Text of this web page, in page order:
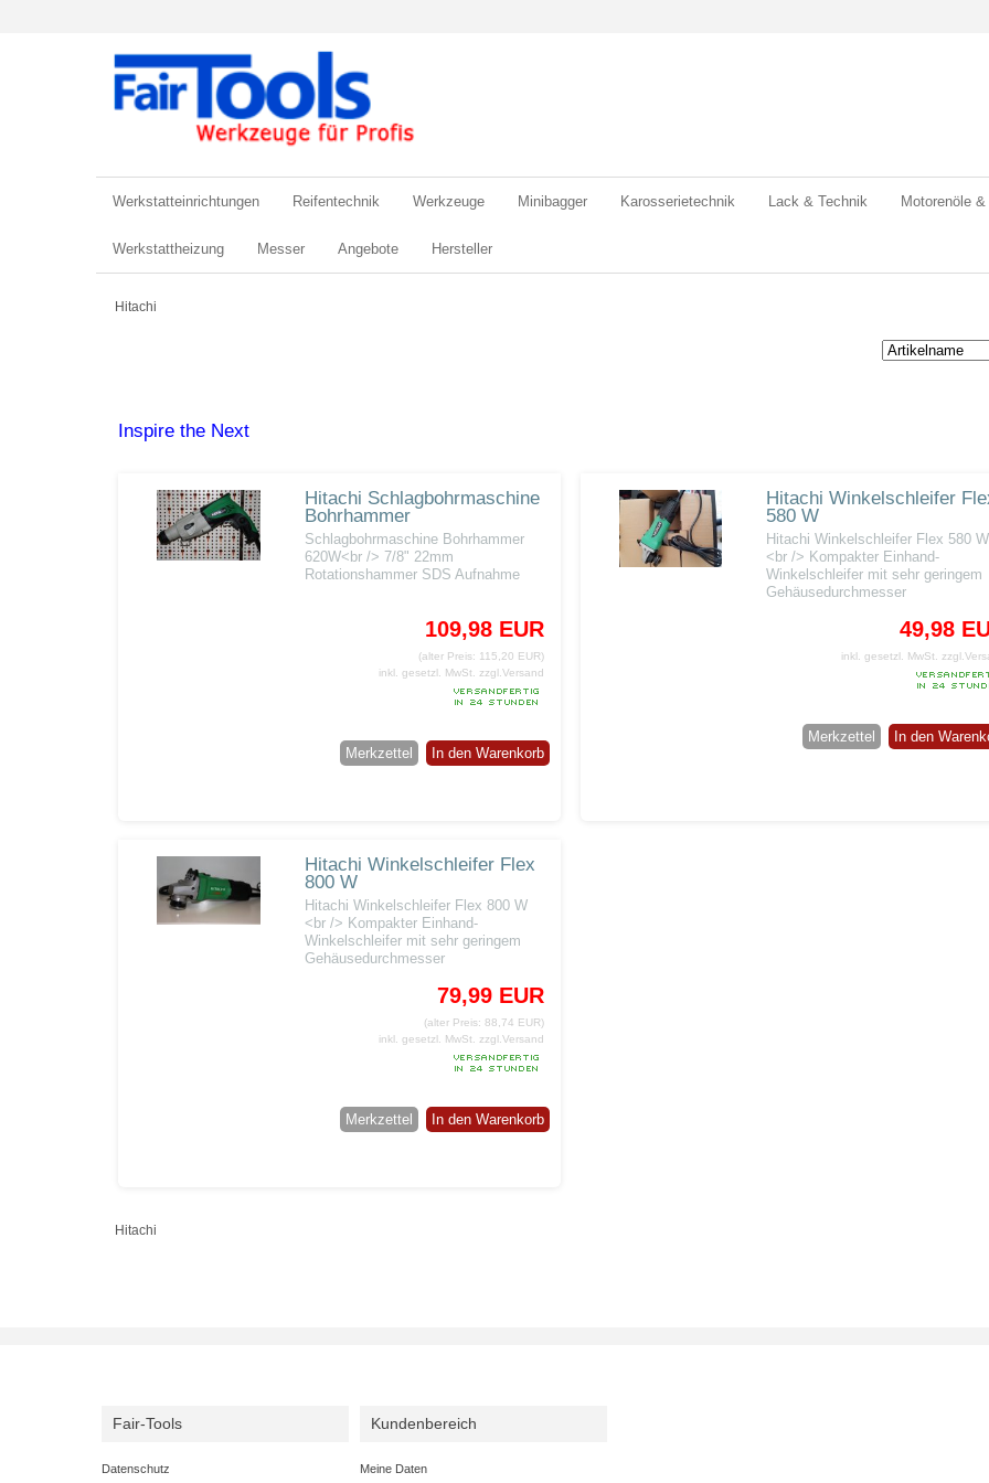
Werkstatteinrichtungen Reifentechnik Werkzeuge Minibagger Karosserietechnik Lack & Technik Motorenöle &
Werkstattheizung Messer Angebote Hersteller
Hitachi
Inspire the Next
Hitachi Schlagbohrmaschine
Bohrhammer
Schlagbohrmaschine Bohrhammer
620W<br /> 7/8" 22mm
Rotationshammer SDS Aufnahme
109,98 EUR
(alter Preis: 115,20 EUR)
inkl. gesetzl. MwSt. zzgl.Versand
In den Warenkorb
Merkzettel
Hitachi Winkelschleifer
580 W
Hitachi Winkelschleifer Flex 580 W
<br /> Kompakter Einhand-
Winkelschleifer mit sehr geringem
Gehäusedurchmesser
49,98
inkl. gesetzl. MwSt.
In den
Merkzettel
Hitachi Winkelschleifer Flex
800 W
Hitachi Winkelschleifer Flex 800 W
<br /> Kompakter Einhand-
Winkelschleifer mit sehr geringem
Gehäusedurchmesser
79,99 EUR
(alter Preis: 88,74 EUR)
inkl. gesetzl. MwSt. zzgl.Versand
In den Warenkorb
Merkzettel
Hitachi
Fair-Tools
Datenschutz
Kundenbereich
Meine Daten